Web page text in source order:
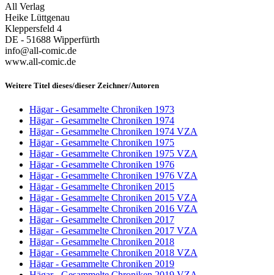
All Verlag
Heike Lüttgenau
Kleppersfeld 4
DE - 51688 Wipperfürth
info@all-comic.de
www.all-comic.de
Weitere Titel dieses/dieser Zeichner/Autoren
Hägar - Gesammelte Chroniken 1973
Hägar - Gesammelte Chroniken 1974
Hägar - Gesammelte Chroniken 1974 VZA
Hägar - Gesammelte Chroniken 1975
Hägar - Gesammelte Chroniken 1975 VZA
Hägar - Gesammelte Chroniken 1976
Hägar - Gesammelte Chroniken 1976 VZA
Hägar - Gesammelte Chroniken 2015
Hägar - Gesammelte Chroniken 2015 VZA
Hägar - Gesammelte Chroniken 2016 VZA
Hägar - Gesammelte Chroniken 2017
Hägar - Gesammelte Chroniken 2017 VZA
Hägar - Gesammelte Chroniken 2018
Hägar - Gesammelte Chroniken 2018 VZA
Hägar - Gesammelte Chroniken 2019